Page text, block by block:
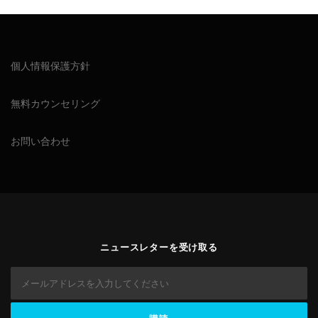
個人情報保護方針
無料カウンセリング
お問い合わせ
ニュースレターを受け取る